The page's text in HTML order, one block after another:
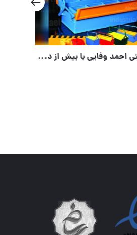
تیغ اره مویی تایفون چینی با قیمت عالی موجود شد و آماده توزیع میباشد